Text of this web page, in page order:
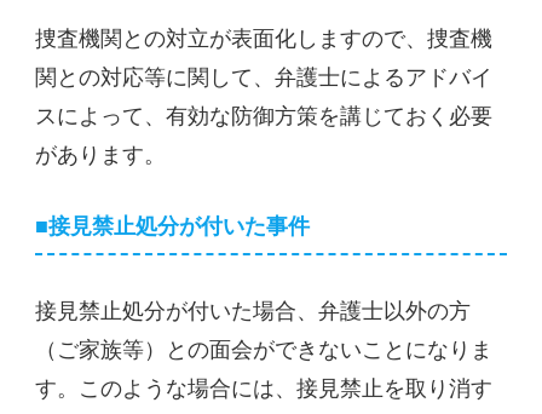
捜査機関との対立が表面化しますので、捜査機
関との対応等に関して、弁護士によるアドバイ
スによって、有効な防御方策を講じておく必要
があります。
■接見禁止処分が付いた事件
接見禁止処分が付いた場合、弁護士以外の方
（ご家族等）との面会ができないことになりま
す。このような場合には、接見禁止を取り消す